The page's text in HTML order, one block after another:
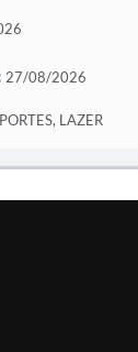
27/08/2026
LAZER